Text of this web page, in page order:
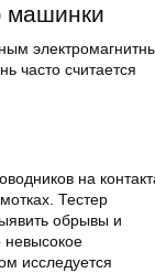
машинки
часто считается
на
Тестер
обрывы и
невысокое
исследуется